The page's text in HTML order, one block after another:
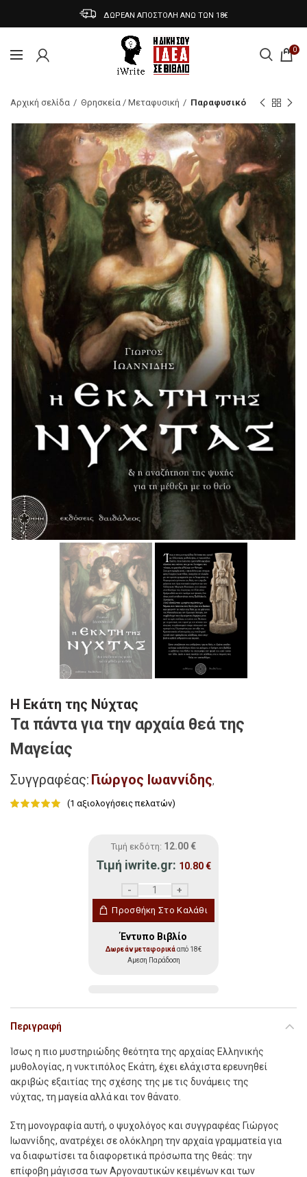
ΔΩΡΕΑΝ ΑΠΟΣΤΟΛΗ ΑΝΩ ΤΩΝ 18€
0
Αρχική σελίδα Θρησκεία / Μεταφυσική Παραφυσικό
Η Εκάτη της Νύχτας
Τα πάντα για την αρχαία θεά της
Μαγείας
Συγγραφέας: Γιώργος Ιωαννίδης,
(1 αξιολογήσεις πελατών)
Τιμή εκδότη: 12.00 €
Τιμή iwrite.gr: 10.80€
Προσθήκη Στο Καλάθι
Έντυπο Βιβλίο
Δωρεάν μεταφορικάαπό 18€
Αμεση Παράδοση
Περιγραφή
Ίσως η πιο μυστηριώδης θεότητα της αρχαίας Ελληνικής
μυθολογίας, η νυκτιπόλος Εκάτη, έχει ελάχιστα ερευνηθεί
ακριβώς εξαιτίας της σχέσης της με τις δυνάμεις της
νύχτας, τη μαγεία αλλά και τον θάνατο.
Στη μονογραφία αυτή, ο ψυχολόγος και συγγραφέας Γιώργος
Ιωαννίδης, ανατρέχει σε ολόκληρη την αρχαία γραμματεία για
να διαφωτίσει τα διαφορετικά πρόσωπα της θεάς: την
επίφοβη μάγισσα των Αργοναυτικών κειμένων και των